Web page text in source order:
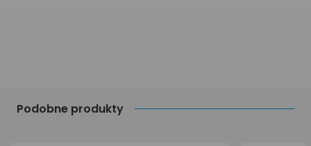
Podobne produkty